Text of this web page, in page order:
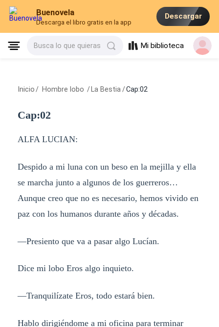
Buenovela
Descarga el libro gratis en la app
Descargar
Busca lo que quieras Mi biblioteca
Inicio / Hombre lobo / La Bestia /Cap:02
Cap:02
ALFA LUCIAN:
Despido a mi luna con un beso en la mejilla y ella
se marcha junto a algunos de los guerreros…
Aunque creo que no es necesario, hemos vivido en
paz con los humanos durante años y décadas.
—Presiento que va a pasar algo Lucían.
Dice mi lobo Eros algo inquieto.
—Tranquilízate Eros, todo estará bien.
Hablo dirigiéndome a mi oficina para terminar